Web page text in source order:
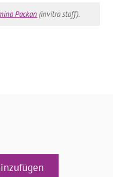
Packan(invitra staff).